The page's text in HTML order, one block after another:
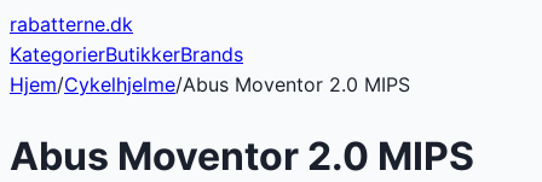
rabatterne.dk
KategorierButikkerBrands
Hjem/Cykelhjelme/Abus Moventor 2.0 MIPS
Abus Moventor 2.0 MIPS